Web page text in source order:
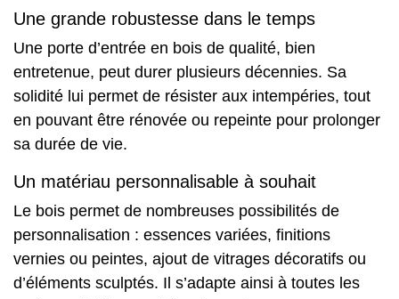
Une grande robustesse dans le temps
Une porte d’entrée en bois de qualité, bien
entretenue, peut durer plusieurs décennies. Sa
solidité lui permet de résister aux intempéries, tout
en pouvant être rénovée ou repeinte pour prolonger
sa durée de vie.
Un matériau personnalisable à souhait
Le bois permet de nombreuses possibilités de
personnalisation : essences variées, finitions
vernies ou peintes, ajout de vitrages décoratifs ou
d’éléments sculptés. Il s’adapte ainsi à toutes les